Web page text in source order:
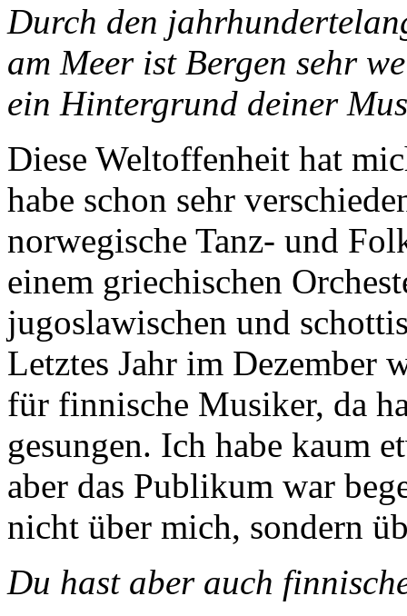
Durch den
am Meer ist Bergen sehr
ein Hintergrund deiner
Diese Weltoffenheit hat
habe schon sehr
norwegische Tanz- und
einem griechischen
jugoslawischen und
Letztes Jahr im Dezember
für finnische Musiker, da
gesungen. Ich habe kaum
aber das Publikum war
nicht über mich, sondern
Du hast aber auch